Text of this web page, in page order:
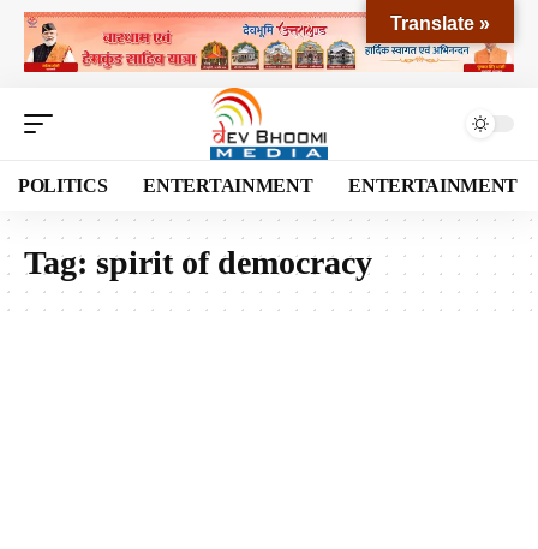
POLITICS ENTERTAINMENT ENTERTAINMENT
Tag: spirit of democracy
Translate »